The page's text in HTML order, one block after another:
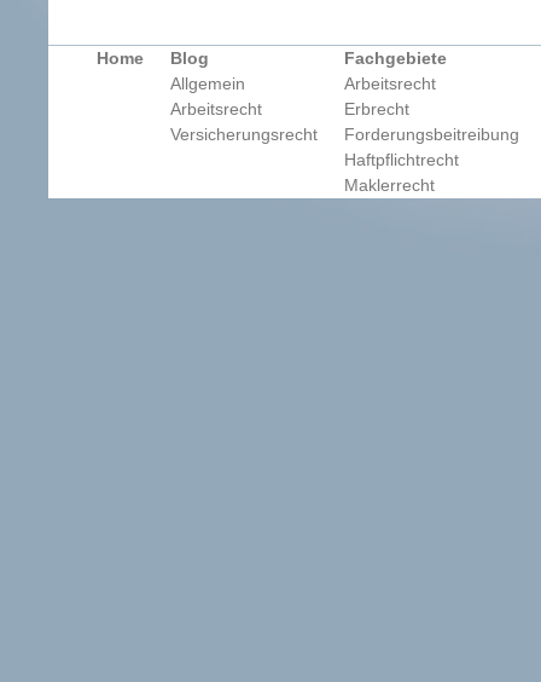
Home Blog
Fachgebiete
Allgemein
Arbeitsrecht
Versicherungsrecht
Arbeitsrecht
Erbrecht
Forderungsbeitreibung
Haftpflichtrecht
Maklerrecht